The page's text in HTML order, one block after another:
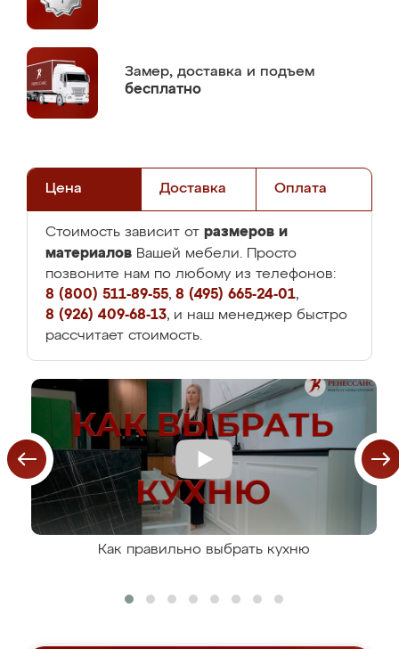
Замер, доставка и подъем
бесплатно
Цена Доставка Оплата
Стоимость зависит от размеров и
материалов Вашей мебели. Просто
позвоните нам по любому из телефонов:
8 (800) 511-89-55, 8 (495) 665-24-01,
8 (926) 409-68-13, и наш менеджер быстро
рассчитает стоимость.
Как правильно выбрать кухню